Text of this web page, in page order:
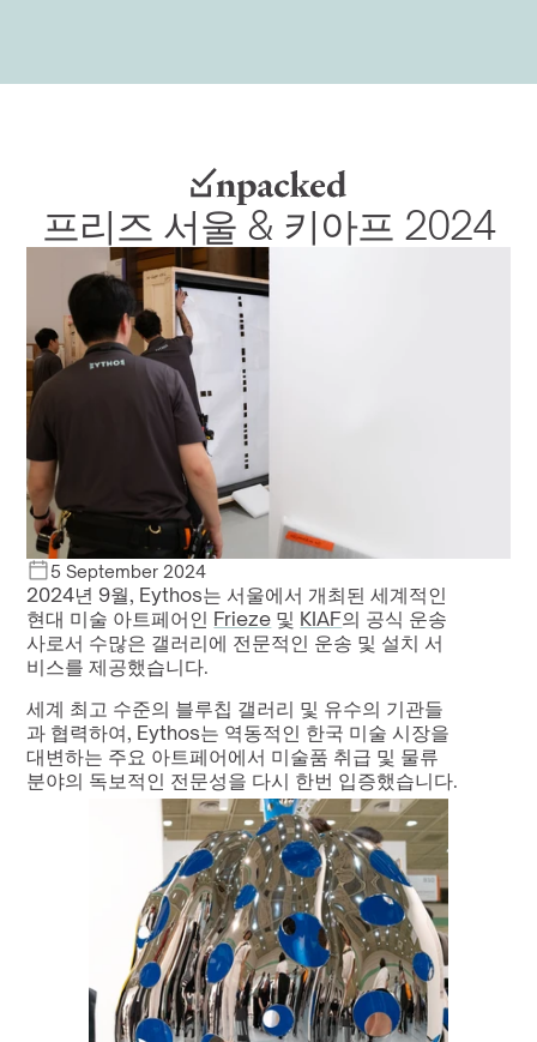
프리즈 서울 & 키아프 2024
5 September 2024
2024년 9월, Eythos는 서울에서 개최된 세계적인
현대 미술 아트페어인 Frieze 및 KIAF의 공식 운송
사로서 수많은 갤러리에 전문적인 운송 및 설치 서
비스를 제공했습니다.
세계 최고 수준의 블루칩 갤러리 및 유수의 기관들
과 협력하여, Eythos는 역동적인 한국 미술 시장을
대변하는 주요 아트페어에서 미술품 취급 및 물류
분야의 독보적인 전문성을 다시 한번 입증했습니다.